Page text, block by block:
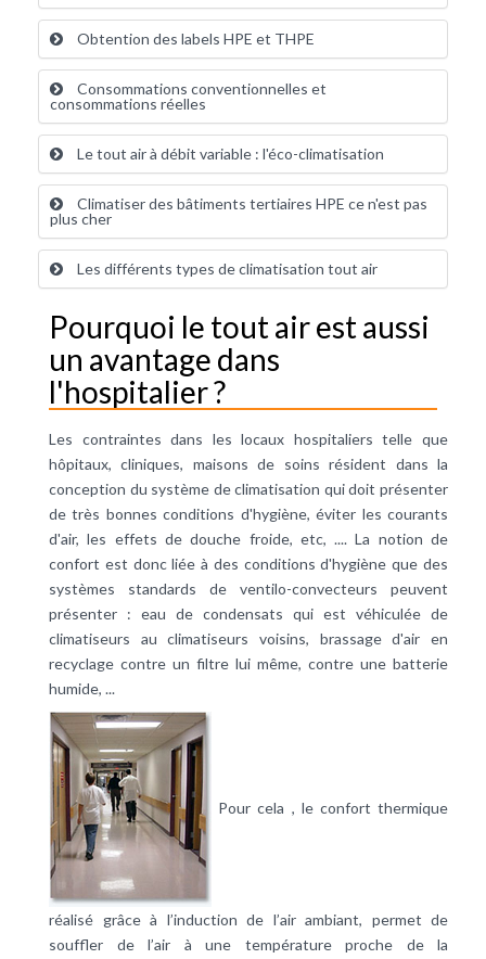
Obtention des labels HPE et THPE
Consommations conventionnelles et
consommations réelles
Le tout air à débit variable : l'éco-climatisation
Climatiser des bâtiments tertiaires HPE ce n'est pas
plus cher
Les différents types de climatisation tout air
Pourquoi le tout air est aussi
un avantage dans
l'hospitalier ?
Les contraintes dans les locaux hospitaliers telle que
hôpitaux, cliniques, maisons de soins résident dans la
conception du système declimatisation qui doit présenter
de très bonnes conditions d'hygiène, éviter les courants
d'air, les effets de douche froide, etc, .... La notion de
confort est donc liée à des conditions d'hygiène que des
systèmes standards de ventilo-convecteurs peuvent
présenter : eau de condensats qui est véhiculée de
climatiseurs au climatiseurs voisins, brassage d'air en
recyclage contre un filtre lui même, contre une batterie
humide, ...
Pour cela , le confort thermique
réalisé grâce à l’induction de l’air ambiant, permet de
souffler de l’air à une température proche de la